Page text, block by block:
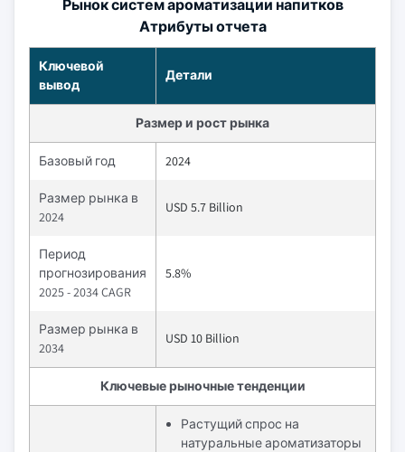
Рынок систем ароматизации напитков
Атрибуты отчета
Ключевой
вывод
Детали
Размер и рост рынка
Базовый год 2024
Размер рынка в
2024
USD 5.7 Billion
Период
прогнозирования
2025 - 2034 CAGR
5.8%
Размер рынка в
2034
USD 10 Billion
Ключевые рыночные тенденции
Растущий спрос на
натуральные ароматизаторы